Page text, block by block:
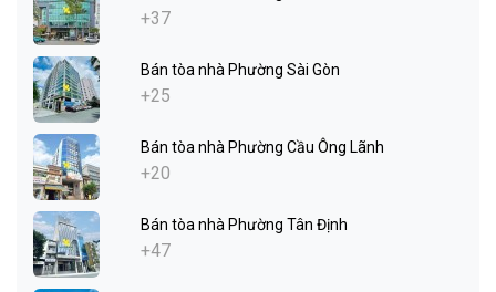
+37
Bán tòa nhà Phường Sài Gòn
+25
Bán tòa nhà Phường Cầu Ông Lãnh
+20
Bán tòa nhà Phường Tân Định
+47